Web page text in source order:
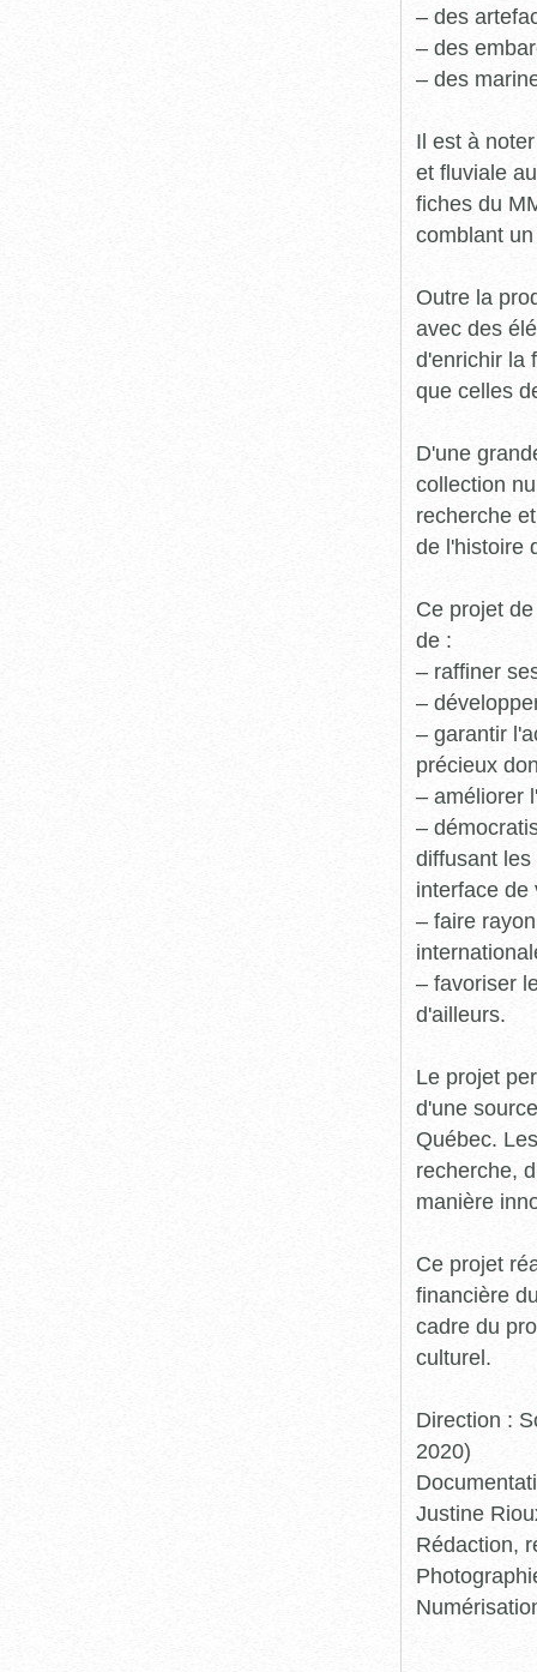
– des
– des
– des
Il est à
et fluviale
fiches du
comblant
Outre la
avec des
d'enrichir la
que celles
D'une
collection
recherche
de l'histoire
Ce projet
de :
– raffiner
–
– garantir
précieux
– améliorer
–
diffusant
interface de
– faire
– favoriser
d'ailleurs.
Le projet
d'une
Québec.
recherche,
manière
Ce projet
financière
cadre du
culturel.
Direction :
2020)
Justine
Rédaction,